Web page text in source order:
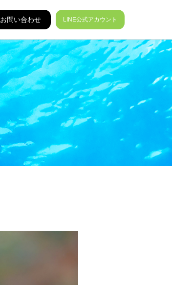
お問い合わせ LINE公式アカウント